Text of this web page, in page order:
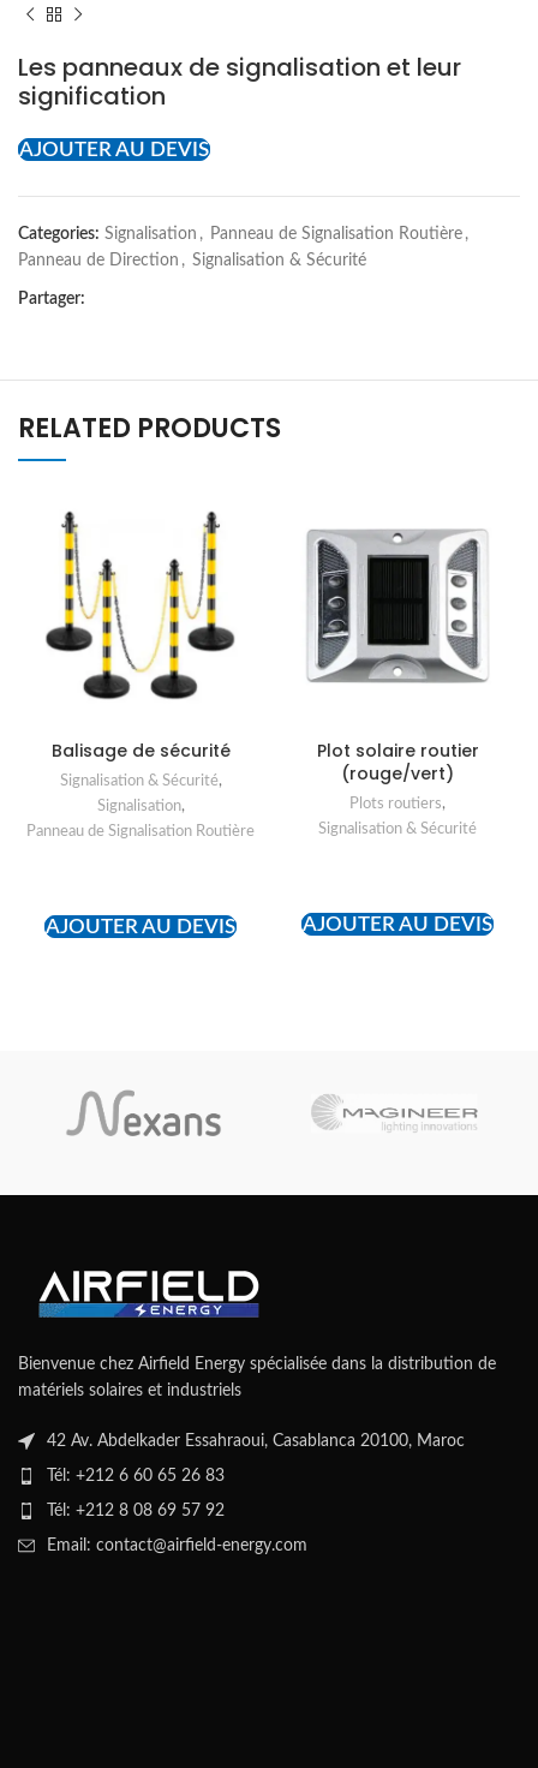
Les panneaux de signalisation et leur
signification
AJOUTER AU DEVIS
Categories: Signalisation , Panneau de Signalisation Routière ,
Panneau de Direction , Signalisation & Sécurité
Partager:
RELATED PRODUCTS
Balisage de sécurité
Signalisation & Sécurité,
Signalisation,
Panneau de Signalisation Routière
AJOUTER AU DEVIS
Plot solaire routier
(rouge/vert)
Plots routiers,
Signalisation & Sécurité
AJOUTER AU DEVIS
Bienvenue chez Airfield Energy spécialisée dans la distribution de
matériels solaires et industriels
42 Av. Abdelkader Essahraoui, Casablanca 20100, Maroc
Tél: +212 6 60 65 26 83
Tél: +212 8 08 69 57 92
Email: contact@airfield-energy.com